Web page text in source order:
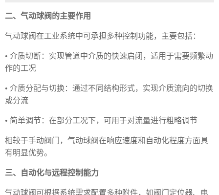
二、气动球阀的主要作用
气动球阀在工业系统中可承担多种控制功能，主要包括：
• 介质切断：实现管道中介质的快速启闭，适用于需要频繁动
作的工况
• 介质分配与切换：通过不同结构形式，实现介质流向的切换
或分流
• 简单调节：在部分工况下，可用于对流量进行粗略调节
相较于手动阀门，气动球阀在响应速度和自动化程度方面具
有明显优势。
三、自动化与远程控制能力
气动球阀可根据系统需求配置多种附件，如阀门定位器、电